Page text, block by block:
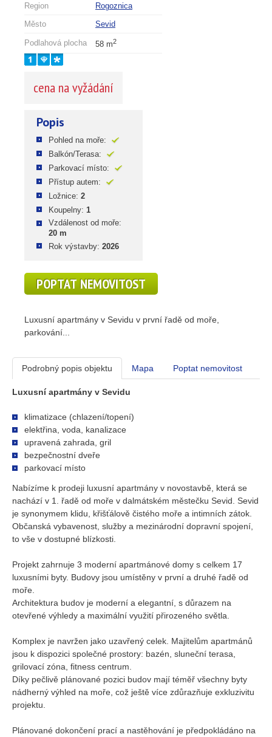
Region
Rogoznica
Město
Sevid
Podlahová plocha 58 m2
cena na vyžádání
Popis
Pohled na moře:
Balkón/Terasa:
Parkovací místo:
Přístup autem:
Ložnice: 2
Koupelny: 1
Vzdálenost od moře:
20 m
Rok výstavby: 2026
POPTAT NEMOVITOST
Luxusní apartmány v Sevidu v první řadě od moře,
parkování...
Podrobný popis objektu Mapa Poptat nemovitost
Luxusní apartmány v Sevidu
klimatizace (chlazení/topení)
elektřina, voda, kanalizace
upravená zahrada, gril
bezpečnostní dveře
parkovací místo
Nabízíme k prodeji luxusní apartmány v novostavbě, která se
nachází v 1. řadě od moře v dalmátském městečku Sevid. Sevid
je synonymem klidu, křišťálově čistého moře a intimních zátok.
Občanská vybavenost, služby a mezinárodní dopravní spojení,
to vše v dostupné blízkosti.
Projekt zahrnuje 3 moderní apartmánové domy s celkem 17
luxusními byty. Budovy jsou umístěny v první a druhé řadě od
moře.
Architektura budov je moderní a elegantní, s důrazem na
otevřené výhledy a maximální využití přirozeného světla.
Komplex je navržen jako uzavřený celek. Majitelům apartmánů
jsou k dispozici společné prostory: bazén, sluneční terasa,
grilovací zóna, fitness centrum.
Díky pečlivě plánované pozici budov mají téměř všechny byty
nádherný výhled na moře, což ještě více zdůrazňuje exkluzivitu
projektu.
Plánované dokončení prací a nastěhování je předpokládáno na